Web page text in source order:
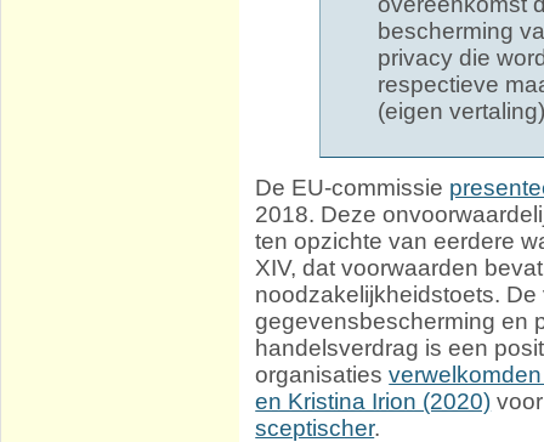
bescherming
privacy die
respectieve
(eigen vertaling)
De EU-commissie
2018. Deze
ten opzichte van eerdere
XIV, dat voorwaarden
noodzakelijkheidstoets.
gegevensbescherming en
handelsverdrag is een
organisaties
en Kristina Irion (2020)
sceptischer.